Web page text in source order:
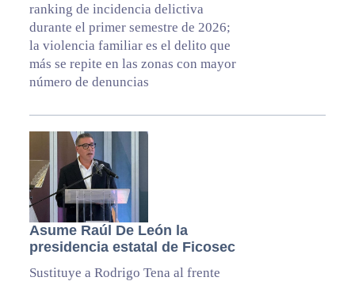
ranking de incidencia delictiva
durante el primer semestre de 2026;
la violencia familiar es el delito que
más se repite en las zonas con mayor
número de denuncias
Asume Raúl De León la
presidencia estatal de Ficosec
Sustituye a Rodrigo Tena al frente